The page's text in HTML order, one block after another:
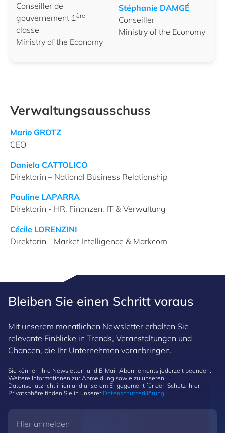
Conseiller de
gouvernement 1ère
classe
Ministry of the Economy
Stéphanie DAMGÉ
Conseiller
Ministry of the Economy
Verwaltungsausschuss
Mario GROTZ
CEO
Daniela CATTOLICO
Direktorin – National Business Relationship
Pauline LAPARRA
Direktorin - HR, Finanzen, IT & Verwaltung
Cécile LORENZINI
Direktorin - Market Intelligence & Markcom
Bleiben Sie einen Schritt voraus
Mit unserem monatlichen Newsletter erhalten Sie
relevante Einblicke in Trends, Veranstaltungen und
Chancen, die Ihr Unternehmen voranbringen.
Sie können Ihre Newsletter- und E-Mail-Abonnements jederzeit beenden.
Weitere Informationen zur Abmeldung sowie zu unseren
Datenschutzrichtlinien und unserem Engagement für den Schutz Ihrer
Privatsphäre finden Sie in unserer Datenschutzerklärung.